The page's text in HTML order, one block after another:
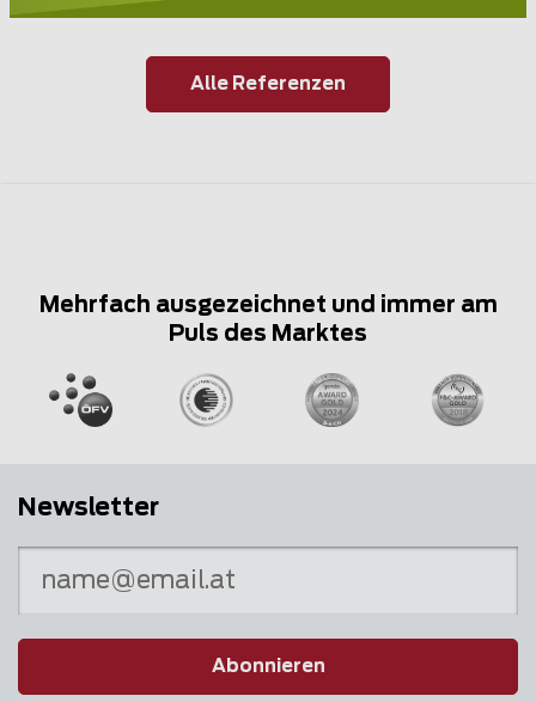
Alle Referenzen
Mehrfach ausgezeichnet und immer am
Puls des Marktes
Newsletter
Abonnieren